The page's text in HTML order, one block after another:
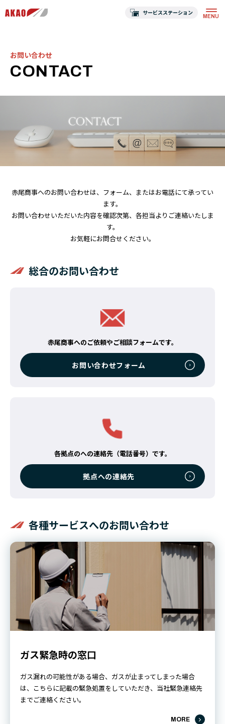
サービスステーション
お問い合わせ
CONTACT
赤尾商事へのお問い合わせは、フォーム、またはお電話にて承ってい
ます。
お問い合わせいただいた内容を確認次第、各担当よりご連絡いたしま
す。
お気軽にお問合せください。
総合のお問い合わせ
赤尾商事へのご依頼やご相談フォームです。
お問い合わせフォーム
各拠点のへの連絡先（電話番号）です。
拠点への連絡先
各種サービスへのお問い合わせ
ガス緊急時の窓口
ガス漏れの可能性がある場合、ガスが止まってしまった場合
は、こちらに記載の緊急処置をしていただき、当社緊急連絡先
までご連絡ください。
MORE